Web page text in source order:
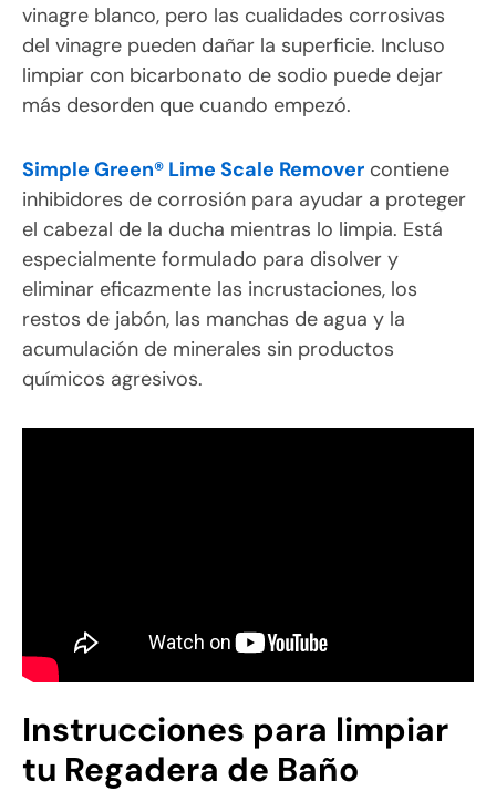
vinagre blanco, pero las cualidades corrosivas
del vinagre pueden dañar la superficie. Incluso
limpiar con bicarbonato de sodio puede dejar
más desorden que cuando empezó.
Simple Green® Lime Scale Remover contiene
inhibidores de corrosión para ayudar a proteger
el cabezal de la ducha mientras lo limpia. Está
especialmente formulado para disolver y
eliminar eficazmente las incrustaciones, los
restos de jabón, las manchas de agua y la
acumulación de minerales sin productos
químicos agresivos.
Instrucciones para limpiar
tu Regadera de Baño